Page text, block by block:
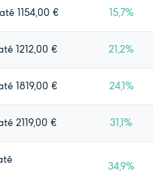
1154,00 € 15,7%
1212,00 € 21,2%
1819,00 € 24,1%
2119,00 € 31,1%
34,9%